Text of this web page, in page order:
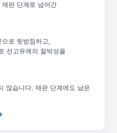
판 단계로 넘어간
로 뒷받침하고,
선고유예의 절박성을
않습니다. 재판 단계에도 남은